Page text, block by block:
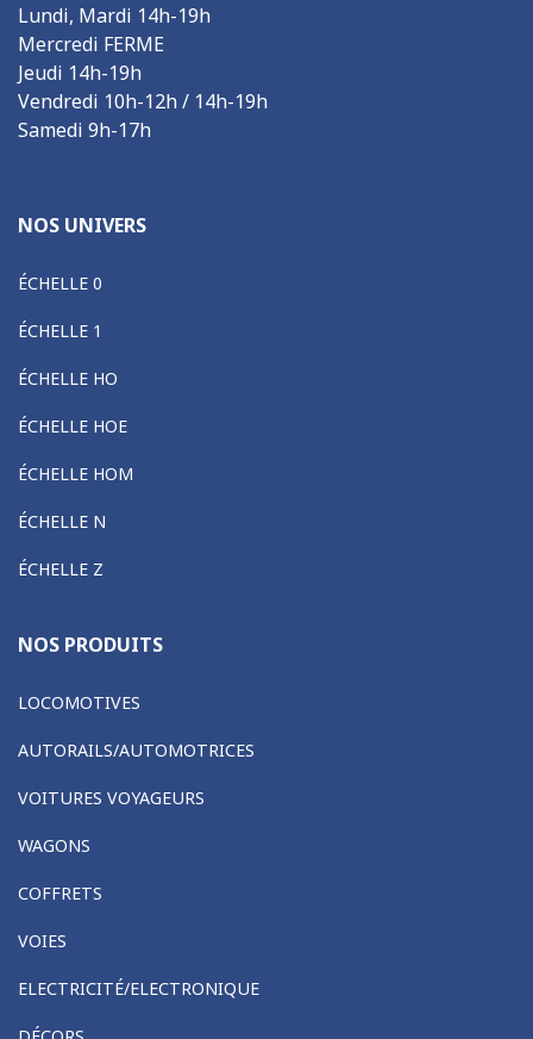
Lundi, Mardi 14h-19h
Mercredi FERME
Jeudi 14h-19h
Vendredi 10h-12h / 14h-19h
Samedi 9h-17h
NOS UNIVERS
ÉCHELLE 0
ÉCHELLE 1
ÉCHELLE HO
ÉCHELLE HOE
ÉCHELLE HOM
ÉCHELLE N
ÉCHELLE Z
NOS PRODUITS
LOCOMOTIVES
AUTORAILS/AUTOMOTRICES
VOITURES VOYAGEURS
WAGONS
COFFRETS
VOIES
ELECTRICITÉ/ELECTRONIQUE